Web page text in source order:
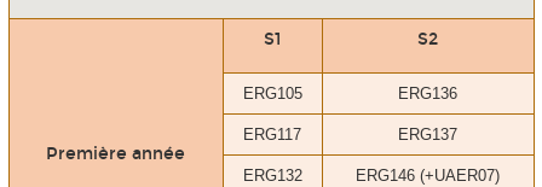
Première année
S1 S2
ERG105 ERG136
ERG117 ERG137
ERG132 ERG146 (+UAER07)